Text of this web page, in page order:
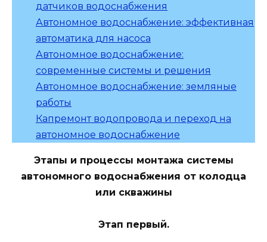
датчиков водоснабжения
Автономное водоснабжение: эффективная
автоматика для насоса
Автономное водоснабжение:
современные системы и решения
Автономное водоснабжение: земляные
работы
Капремонт водопровода и переход на
автономное водоснабжение
Этапы и процессы монтажа системы
автономного водоснабжения от колодца
или скважины
Этап первый.